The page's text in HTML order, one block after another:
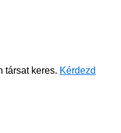
társat keres. Kérdezd